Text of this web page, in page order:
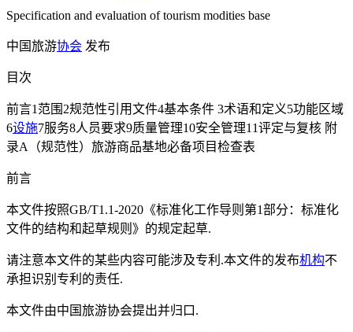
Specification and evaluation of tourism modities base
中国旅游协会 发布
目次
前言1范围2规范性引用文件4基本条件 3术语和定义5功能区域
6设施7服务8人员要求9质量管理10安全管理11评定与复核 附
录A（规范性）旅游商品基地必备项目检查表
前言
本文件按照GB/T1.1-2020《标准化工作导则第1部分：标准化
文件的结构和起草规则》的规定起草.
请注意本文件的某些内容可能涉及专利.本文件的发布机构不
承担识别专利的责任.
本文件由中国旅游协会提出并归口.